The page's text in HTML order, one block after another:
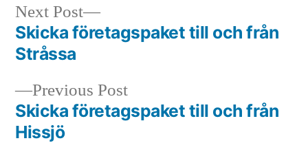
Post
navigation
Previous PostPrevious
post:
Skicka företagspaket till och från
Hissjö
Next Post
Next
post:
Skicka företagspaket till och från
Stråssa